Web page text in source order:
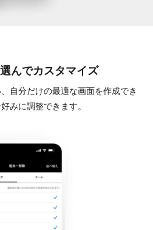
んでカスタマイズ
自分だけの最適な画面を作成でき
みに調整できます。